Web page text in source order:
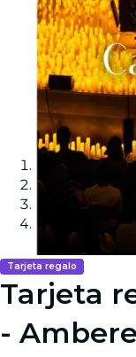
Tarjeta regalo
Tarjeta
-